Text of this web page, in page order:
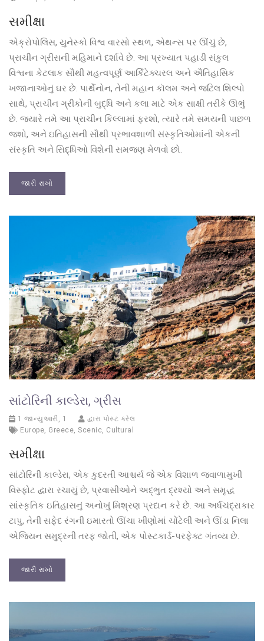
સમીક્ષા
એક્રોપોલિસ, યુનેસ્કો વિશ્વ વારસો સ્થળ, એથન્સ પર ઊંચું છે,
પ્રાચીન ગ્રીસની મહિમાને દર્શાવે છે. આ પ્રખ્યાત પહાડી સંકુલ
વિશ્વના કેટલાક સૌથી મહત્વપૂર્ણ આર્કિટેક્ચરલ અને ઐતિહાસિક
ખજાનાઓનું ઘર છે. પાર્થેનોન, તેની મહાન કૉલમ અને જટિલ શિલ્પો
સાથે, પ્રાચીન ગ્રીકોની બુદ્ધિ અને કલા માટે એક સાક્ષી તરીકે ઊભું
છે. જ્યારે તમે આ પ્રાચીન કિલ્લામાં ફરશો, ત્યારે તમે સમયની પાછળ
જશો, અને ઇતિહાસની સૌથી પ્રભાવશાળી સંસ્કૃતિઓમાંની એકની
સંસ્કૃતિ અને સિદ્ધિઓ વિશેની સમજણ મેળવો છો.
જારી રાખો
સાંટોરિની કાલ્ડેરા, ગ્રીસ
1 જાન્યુઆરી, 1
દ્વારા પોસ્ટ કરેલ
Europe Greece Scenic Cultural
સમીક્ષા
સાંટોરિની કાલ્ડેરા, એક કુદરતી આશ્ચર્ય જે એક વિશાળ જ્વાળામુખી
વિસ્ફોટ દ્વારા રચાયું છે, પ્રવાસીઓને અદ્ભુત દ્રશ્યો અને સમૃદ્ધ
સાંસ્કૃતિક ઇતિહાસનું અનોખું મિશ્રણ પ્રદાન કરે છે. આ અર્ધચંદ્રાકાર
ટાપુ, તેની સફેદ રંગની ઇમારતો ઊંચા ખીણોમાં ચોંટેલી અને ઊંડા નિલા
એજિયન સમુદ્રની તરફ જોતી, એક પોસ્ટકાર્ડ-પરફેક્ટ ગંતવ્ય છે.
જારી રાખો